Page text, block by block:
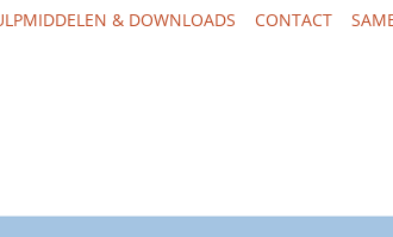
& DOWNLOADS CONTACT